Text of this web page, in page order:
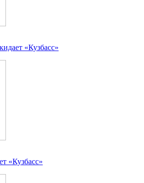
«Кузбасс»
«Кузбасс»